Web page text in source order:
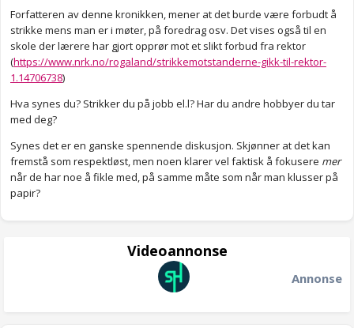
Forfatteren av denne kronikken, mener at det burde være forbudt å
strikke mens man er i møter, på foredrag osv. Det vises også til en
skole der lærere har gjort opprør mot et slikt forbud fra rektor
(https://www.nrk.no/rogaland/strikkemotstanderne-gikk-til-rektor-
1.14706738)
Hva synes du? Strikker du på jobb el.l? Har du andre hobbyer du tar
med deg?
Synes det er en ganske spennende diskusjon. Skjønner at det kan
fremstå som respektløst, men noen klarer vel faktisk å fokusere mer
når de har noe å fikle med, på samme måte som når man klusser på
papir?
Videoannonse
Annonse